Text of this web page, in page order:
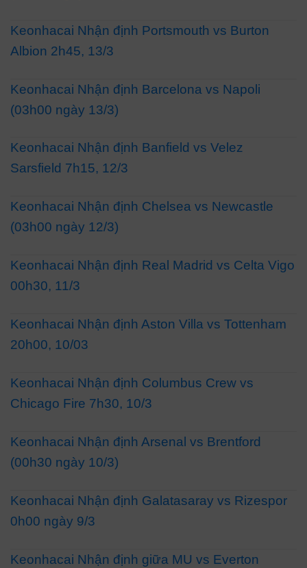
Keonhacai Nhận định Portsmouth vs Burton
Albion 2h45, 13/3
Keonhacai Nhận định Barcelona vs Napoli
(03h00 ngày 13/3)
Keonhacai Nhận định Banfield vs Velez
Sarsfield 7h15, 12/3
Keonhacai Nhận định Chelsea vs Newcastle
(03h00 ngày 12/3)
Keonhacai Nhận định Real Madrid vs Celta Vigo
00h30, 11/3
Keonhacai Nhận định Aston Villa vs Tottenham
20h00, 10/03
Keonhacai Nhận định Columbus Crew vs
Chicago Fire 7h30, 10/3
Keonhacai Nhận định Arsenal vs Brentford
(00h30 ngày 10/3)
Keonhacai Nhận định Galatasaray vs Rizespor
0h00 ngày 9/3
Keonhacai Nhận định giữa MU vs Everton